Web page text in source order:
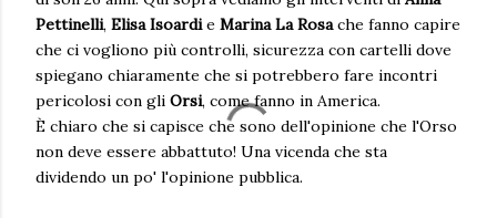
Pettinelli, Elisa Isoardi e Marina La Rosa che fanno capire
che ci vogliono più controlli, sicurezza con cartelli dove
spiegano chiaramente che si potrebbero fare incontri
pericolosi con gli Orsi, come fanno in America.
È chiaro che si capisce che sono dell'opinione che l'Orso
non deve essere abbattuto! Una vicenda che sta
dividendo un po' l'opinione pubblica.